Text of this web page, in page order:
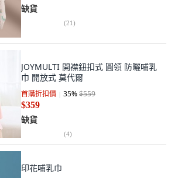
缺貨
(21)
JOYMULTI 開襟鈕扣式 圓領 防曬哺乳
巾 開放式 莫代爾
首購折扣價 35%$559
$359
缺貨
(4)
印花哺乳巾